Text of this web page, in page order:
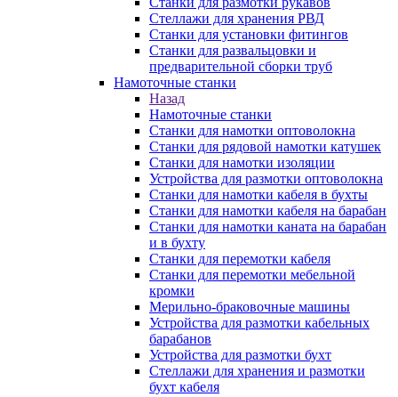
Стеллажи для хранения РВД
Станки для установки фитингов
Станки для развальцовки и
предварительной сборки труб
Намоточные станки
Назад
Намоточные станки
Станки для намотки оптоволокна
Станки для рядовой намотки катушек
Станки для намотки изоляции
Устройства для размотки оптоволокна
Станки для намотки кабеля в бухты
Станки для намотки кабеля на барабан
Станки для намотки каната на барабан
и в бухту
Станки для перемотки кабеля
Станки для перемотки мебельной
кромки
Мерильно-браковочные машины
Устройства для размотки кабельных
барабанов
Устройства для размотки бухт
Стеллажи для хранения и размотки
бухт кабеля